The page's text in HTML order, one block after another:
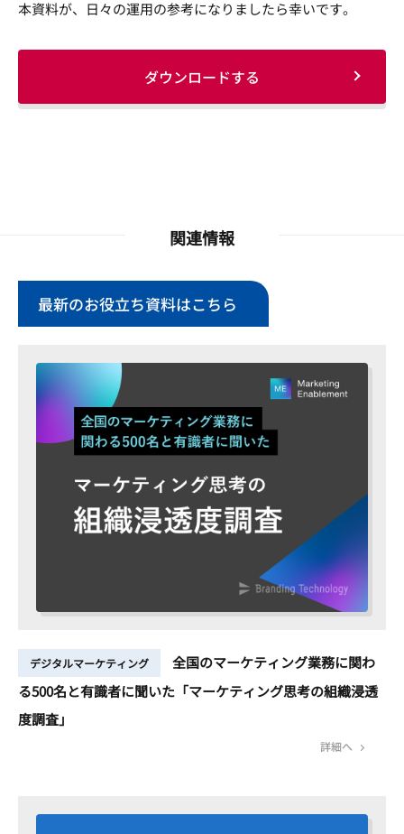
本資料が、日々の運用の参考になりましたら幸いです。
ダウンロードする
関連情報
最新のお役立ち資料はこちら
デジタルマーケティング
全国のマーケティング業務に関わ
る500名と有識者に聞いた「マーケティング思考の組織浸透
度調査」
詳細へ